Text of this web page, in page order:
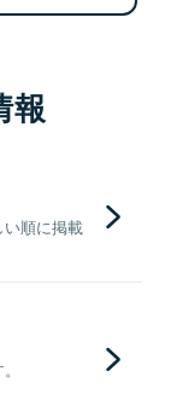
報
順に掲載